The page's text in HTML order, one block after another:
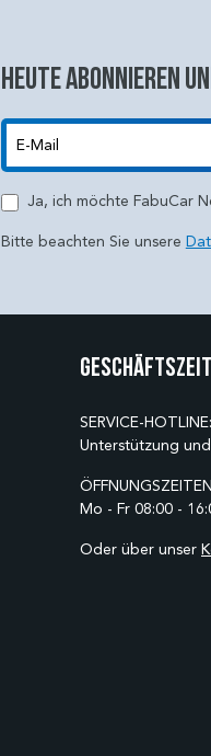
Heute abonnieren
Ja, ich möchte FabuCar
Bitte beachten Sie unsere
SERVICE-HOTLINE:
Unterstützung
Mo - Fr 08:00 -
Oder über unser